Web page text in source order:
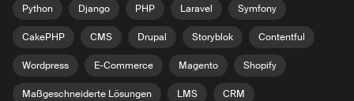
Python Django PHP Laravel Symfony
CakePHP CMS Drupal Storyblok Contentful
Wordpress E-Commerce Magento Shopify
Maßgeschneiderte Lösungen LMS CRM